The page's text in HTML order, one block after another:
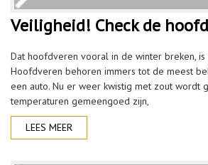
Veiligheid! Check de
Dat hoofdveren vooral in de winter breken,
Hoofdveren behoren immers tot de meest
een auto. Nu er weer kwistig met zout wordt
temperaturen gemeengoed zijn,
LEES MEER